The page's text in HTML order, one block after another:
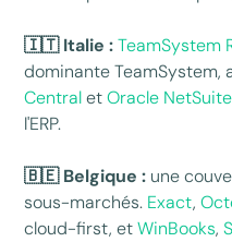
🇮🇹 Italie : TeamSystem
dominante TeamSystem,
CentraletOracle NetSuite
l'ERP.
🇧🇪 Belgique : une
sous-marchés. Exact,
cloud-first, etWinBooks,